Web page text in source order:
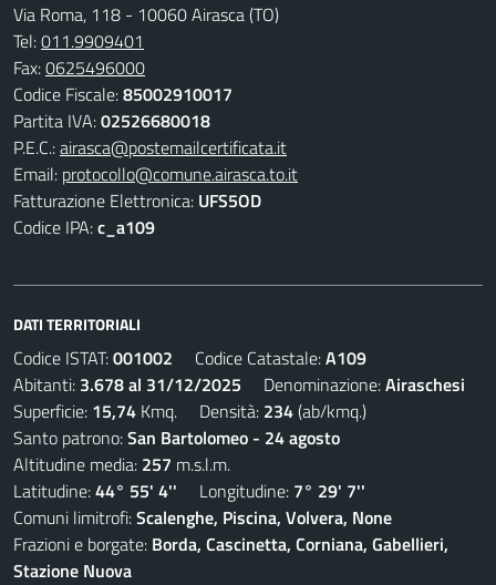
Via Roma, 118 - 10060 Airasca (TO)
Tel:011.9909401
Fax:0625496000
Codice Fiscale:85002910017
Partita IVA:02526680018
P.E.C.:airasca@postemailcertificata.it
Email: protocollo@comune.airasca.to.it
Fatturazione Elettronica: UFS5OD
Codice IPA:c_a109
DATI TERRITORIALI
Codice ISTAT:001002 Codice Catastale:A109
Abitanti: 3.678 al 31/12/2025 Denominazione:Airaschesi
Superficie: 15,74 Kmq. Densità: 234(ab/kmq.)
Santo patrono:San Bartolomeo - 24 agosto
Altitudine media: 257 m.s.l.m.
Latitudine:44° 55' 4'' Longitudine: 7° 29' 7''
Comuni limitrofi:Scalenghe, Piscina, Volvera, None
Frazioni e borgate: Borda, Cascinetta, Corniana, Gabellieri,
Stazione Nuova